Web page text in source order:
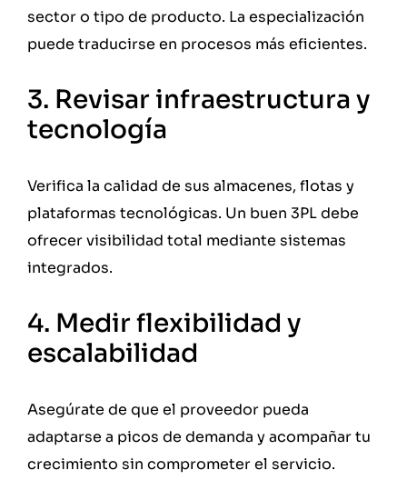
sector o tipo de producto. La especialización
puede traducirse en procesos más eficientes.
3. Revisar infraestructura y
tecnología
Verifica la calidad de sus almacenes, flotas y
plataformas tecnológicas. Un buen 3PL debe
ofrecer visibilidad total mediante sistemas
integrados.
4. Medir flexibilidad y
escalabilidad
Asegúrate de que el proveedor pueda
adaptarse a picos de demanda y acompañar tu
crecimiento sin comprometer el servicio.